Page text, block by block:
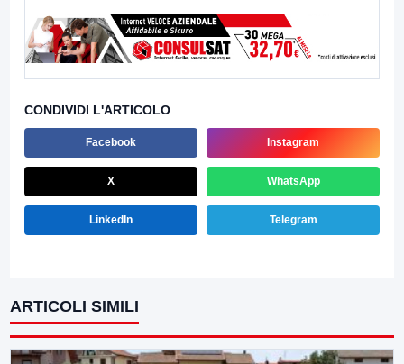
CONDIVIDI L'ARTICOLO
Facebook Instagram
X WhatsApp
LinkedIn Telegram
ARTICOLI SIMILI